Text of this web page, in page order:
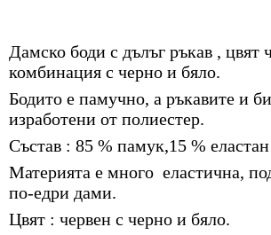
Дамско боди с дълъг ръкав , цвят
комбинация с черно и бяло.
Бодито е памучно, а ръкавите и
изработени от полиестер.
Състав : 85 % памук,15 % еластан
Материята е много еластична,
по-едри дами.
Цвят : червен с черно и бяло.